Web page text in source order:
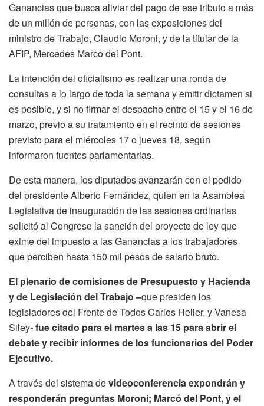
Ganancias que busca aliviar del pago de ese tributo a más
de un millón de personas, con las exposiciones del
ministro de Trabajo, Claudio Moroni, y de la titular de la
AFIP, Mercedes Marco del Pont.
La intención del oficialismo es realizar una ronda de
consultas a lo largo de toda la semana y emitir dictamen si
es posible, y si no firmar el despacho entre el 15 y el 16 de
marzo, previo a su tratamiento en el recinto de sesiones
previsto para el miércoles 17 o jueves 18, según
informaron fuentes parlamentarias.
De esta manera, los diputados avanzarán con el pedido
del presidente Alberto Fernández, quien en la Asamblea
Legislativa de inauguración de las sesiones ordinarias
solicitó al Congreso la sanción del proyecto de ley que
exime del impuesto a las Ganancias a los trabajadores
que perciben hasta 150 mil pesos de salario bruto.
El plenario de comisiones de Presupuesto y Hacienda
y de Legislación del Trabajo –que presiden los
legisladores del Frente de Todos Carlos Heller, y Vanesa
Siley-fue citado para el martes a las 15 para abrir el
debate y recibir informes de los funcionarios del Poder
Ejecutivo.
A través del sistema devideoconferencia expondrán y
responderán preguntas Moroni; Marcó del Pont, y el